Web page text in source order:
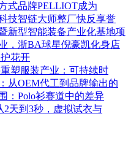
式品牌PELLIOT成为
技智链大师整厂快反享誉
新型智能装备产业化基地项
，浙BA球星倪豪凯化身店
花开
塑服装产业：可持续时
从OEM代工到品牌输出的
：Polo衫赛道中的差异
天到3秒，虚拟试衣与